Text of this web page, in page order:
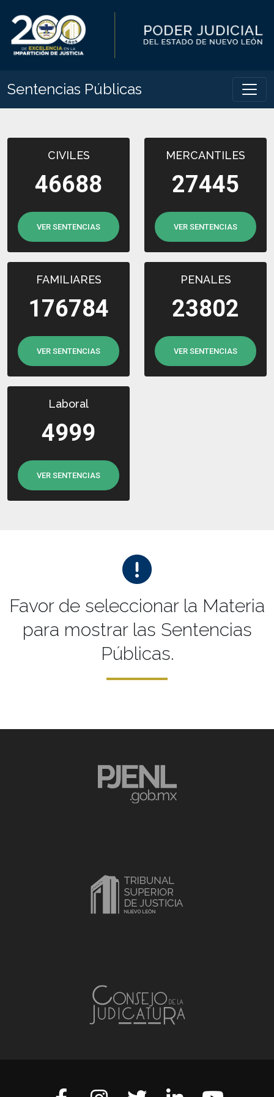
Sentencias Públicas
CIVILES
46688
VER SENTENCIAS
MERCANTILES
27445
VER SENTENCIAS
FAMILIARES
176784
VER SENTENCIAS
PENALES
23802
VER SENTENCIAS
Laboral
4999
VER SENTENCIAS
Favor de seleccionar la Materia
para mostrar las Sentencias
Públicas.